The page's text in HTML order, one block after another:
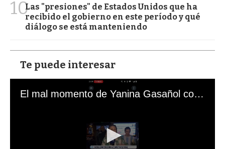
10Las "presiones" de Estados Unidos que ha
recibido el gobierno en este período y qué
diálogo se está manteniendo
Te puede interesar
El mal momento de Yanina Gasañol con un hincha argentino en "Subrayado"